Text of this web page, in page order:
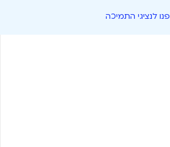
פנו לנציגי התמיכה